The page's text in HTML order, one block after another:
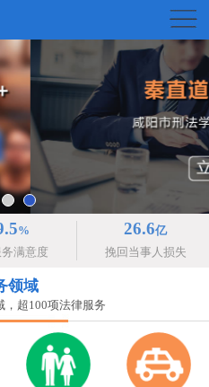
%
满意度
26.6亿
挽回当事人损失
领域
，超100项法律服务